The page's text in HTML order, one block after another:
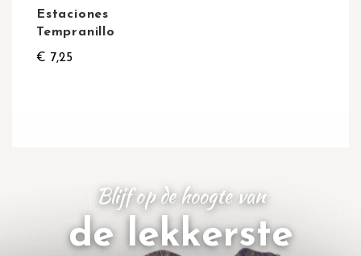
Estaciones
Tempranillo
€ 7,25
Blijf op de hoogte van
de lekkerste